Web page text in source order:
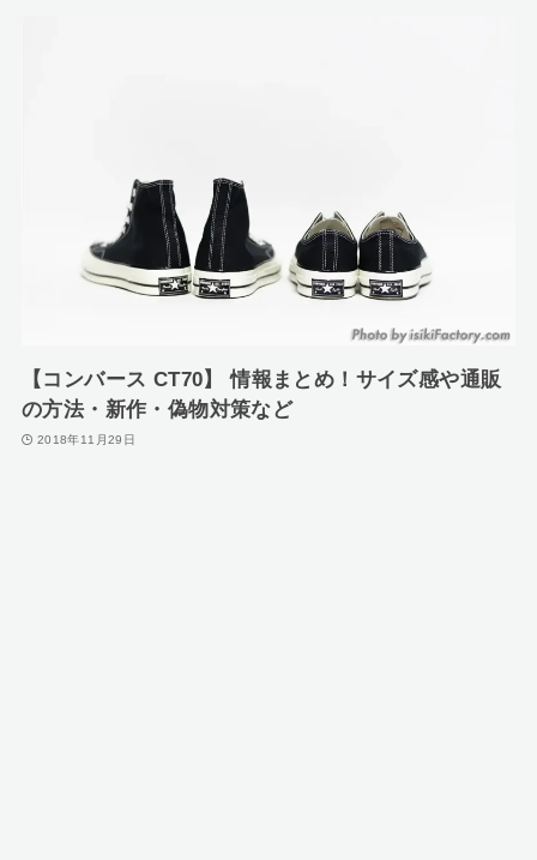
【コンバース CT70】 情報まとめ！サイズ感や通販
の方法・新作・偽物対策など
2018年11月29日